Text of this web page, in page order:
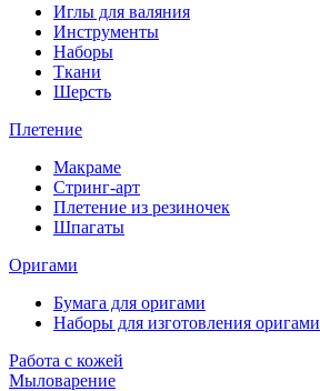
Иглы для валяния
Инструменты
Наборы
Ткани
Шерсть
Плетение
Макраме
Стринг-арт
Плетение из резиночек
Шпагаты
Оригами
Бумага для оригами
Наборы для изготовления оригами
Работа с кожей
Мыловарение